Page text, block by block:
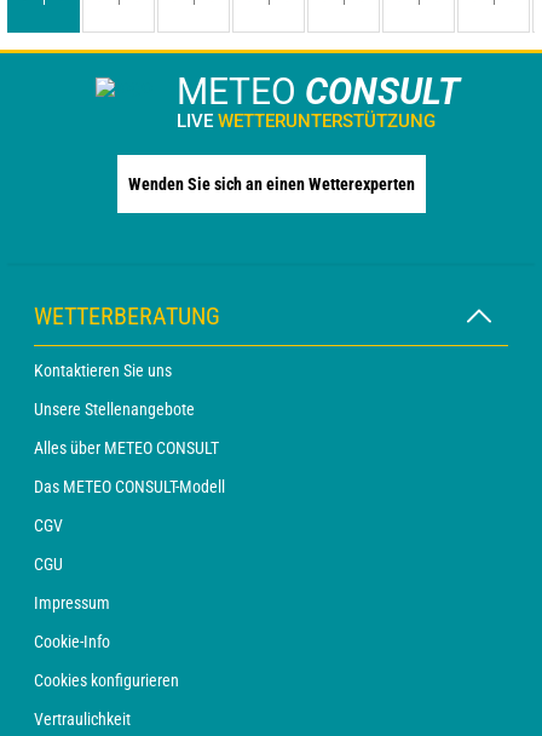
METEO CONSULT
LIVE WETTERUNTERSTÜTZUNG
Wenden Sie sich an einen Wetterexperten
WETTERBERATUNG
Kontaktieren Sie uns
Unsere Stellenangebote
Alles über METEO CONSULT
Das METEO CONSULT-Modell
CGV
CGU
Impressum
Cookie-Info
Cookies konfigurieren
Vertraulichkeit